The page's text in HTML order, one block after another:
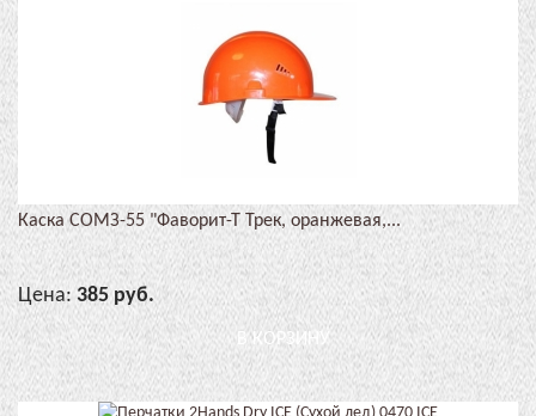
Каска СОМЗ-55 "Фаворит-Т Трек, оранжевая,...
Цена: 385 руб.
В КОРЗИНУ